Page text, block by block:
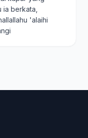
ia berkata,
'alaihi